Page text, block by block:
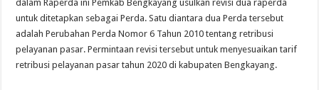
dalam Raperda ini Pemkab Bengkayang usulkan revisi dua raperda
untuk ditetapkan sebagai Perda. Satu diantara dua Perda tersebut
adalah Perubahan Perda Nomor 6 Tahun 2010 tentang retribusi
pelayanan pasar. Permintaan revisi tersebut untuk menyesuaikan tarif
retribusi pelayanan pasar tahun 2020 di kabupaten Bengkayang.